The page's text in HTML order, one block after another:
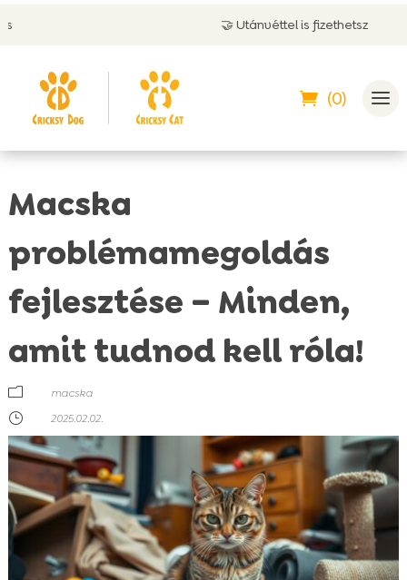
🤝 Utánvéttel is fizethetsz
(0)
Macska
problémamegoldás
fejlesztése – Minden,
amit tudnod kell róla!
m
macska
}
2025.02.02.